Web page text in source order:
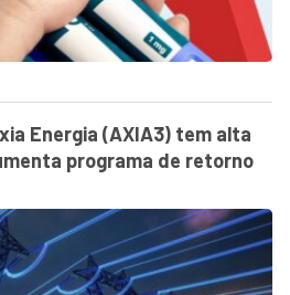
Energia (AXIA3) tem alta
programa de retorno